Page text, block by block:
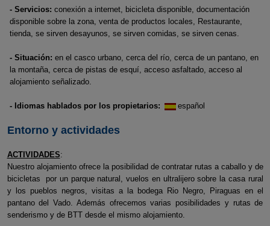
- Servicios: conexión a internet, bicicleta disponible, documentación
disponible sobre la zona, venta de productos locales, Restaurante,
tienda, se sirven desayunos, se sirven comidas, se sirven cenas.
- Situación: en el casco urbano, cerca del río, cerca de un pantano, en
la montaña, cerca de pistas de esquí, acceso asfaltado, acceso al
alojamiento señalizado.
- Idiomas hablados por los propietarios: español
Entorno y actividades
ACTIVIDADES:
Nuestro alojamiento ofrece la posibilidad de contratar rutas a caballo y de
bicicletas por un parque natural, vuelos en ultralijero sobre la casa rural
y los pueblos negros, visitas a la bodega Rio Negro, Piraguas en el
pantano del Vado. Además ofrecemos varias posibilidades y rutas de
senderismo y de BTT desde el mismo alojamiento.